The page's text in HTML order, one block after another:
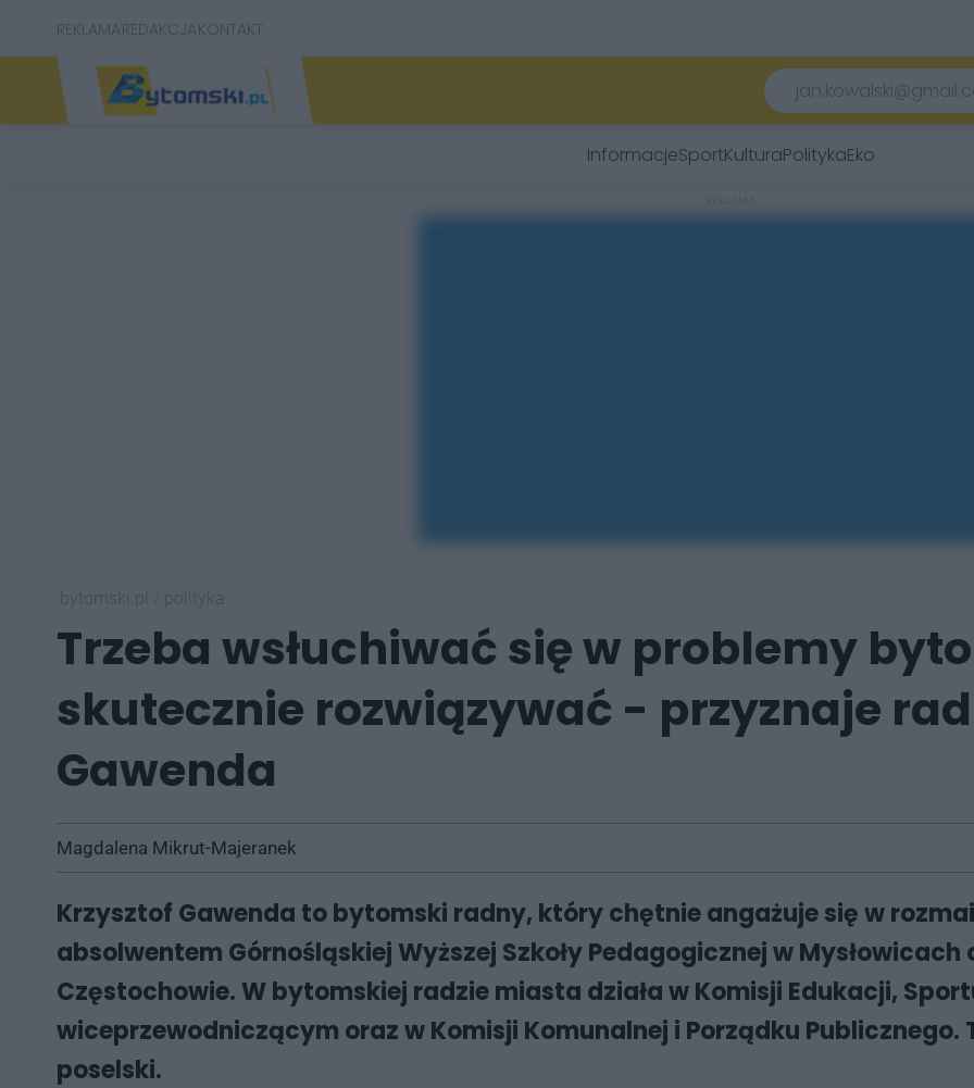
REKLAMAREDAKCJAKONTAKT
InformacjeSportKulturaPolitykaEko
Trzeba wsłuchiwać się w problemy
skutecznie rozwiązywać - przyznaje
Gawenda
Magdalena Mikrut-Majeranek
Krzysztof Gawenda to bytomski radny, który chętnie angażuje się w
absolwentem Górnośląskiej Wyższej Szkoły Pedagogicznej w
Częstochowie. W bytomskiej radzie miasta działa w Komisji Edukacji,
wiceprzewodniczącym oraz w Komisji Komunalnej i Porządku
poselski.